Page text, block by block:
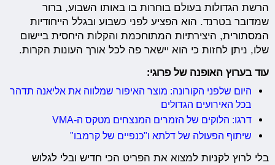
הרשת הגדולות בעולם בוחרות בו באותו השבוע, ברור
שמדובר בטרנד. הוא הפציע לפני כשבוע ובגלל הייחודיות
המסתורית, היצירתיות המתוחכמת והקלות היחסית ביישום
שלו, ניתן לחזות כי הוא יישאר פה לכל אורך העונות הקרות.
עוד בערוץ האופנה של פרוגי:
היום שלפני הקורונה: מוצר האיפור שמלווה את אליאנה תדהר
בכל האירועים הגדולים
דרגו: הלוקים של הזמרים המנצחים מטקס ה-VMA
שיתוף הפעולה של דלתא ו"כנפיים של קרמבו"
בלי לרוץ לקניות למצוא את הפריט הכי חדיש ובלי לגלוש